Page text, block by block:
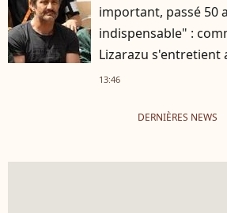
important, passé 50
indispensable" :
Lizarazu
rester musclé à 56 ans
13:46
DERNIÈRES NEWS